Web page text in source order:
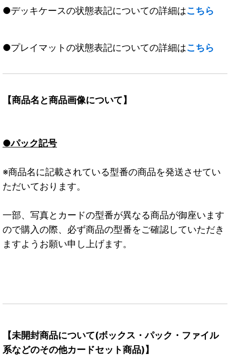
●デッキケースの状態表記についての詳細はこちら
●プレイマットの状態表記についての詳細はこちら
【商品名と商品画像について】
●パック記号
※商品名に記載されている型番の商品を発送させてい
ただいております。
一部、写真とカードの型番が異なる商品が御座います
ので購入の際、必ず商品の型番をご確認していただき
ますようお願い申し上げます。
【未開封商品について(ボックス・パック・ファイル
系などのその他カードセット商品)】